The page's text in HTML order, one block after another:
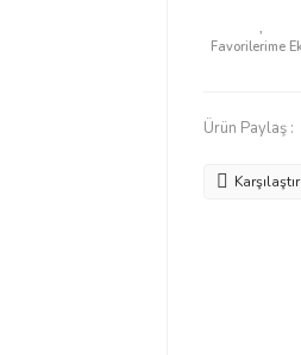
Ürün Paylaş :
Karşılaştır